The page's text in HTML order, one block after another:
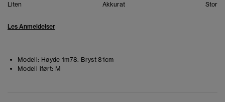
Liten Akkurat Stor
Les Anmeldelser
Modell: Høyde 1m78. Bryst 81cm
Modell iført: M